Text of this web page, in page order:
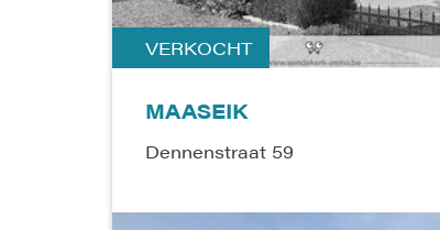
VERKOCHT
MAASEIK
Dennenstraat 59